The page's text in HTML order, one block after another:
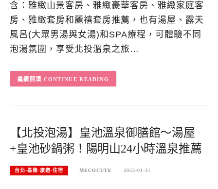
含：雅緻山景客房、雅緻豪華客房、雅緻家庭客
房、雅緻套房和麗禧套房推薦，也有湯屋、露天
風呂(大眾男湯與女湯)和SPA療程，可體驗不同
泡湯氛圍，享受北投溫泉之旅…
CONTINUE READING
【北投泡湯】皇池溫泉御膳館～湯屋
+皇池砂鍋粥！陽明山24小時溫泉推薦
台北-基隆-旅遊-住宿 MECOCUTE 2025-01-31